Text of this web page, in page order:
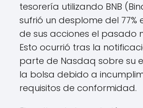
tesorería utilizando BNB
sufrió un desplome del 77%
de sus acciones el pasado
Esto ocurrió tras la
parte de Nasdaq sobre su
la bolsa debido a
requisitos de conformidad.